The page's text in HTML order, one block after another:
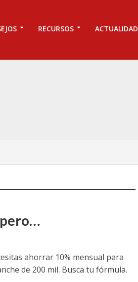
RECURSOS ACTUALIDAD
pero…
ahorrar 10% mensual para
de 200 mil. Busca tu fórmula.